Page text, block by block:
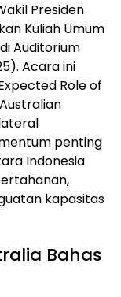
Presiden
Kuliah Umum
Auditorium
Acara ini
Role of
penting
Indonesia
kapasitas
Bahas